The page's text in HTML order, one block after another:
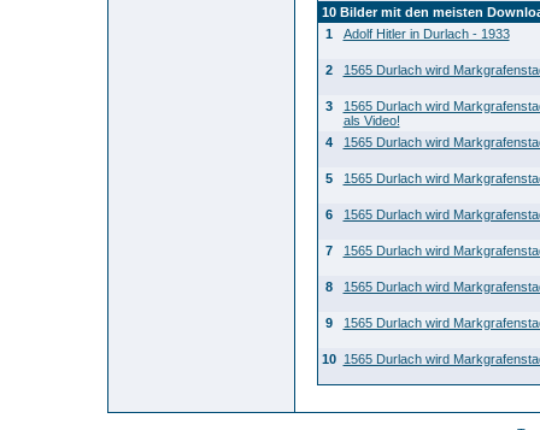
10 Bilder mit den meisten
1
Adolf Hitler in Durlach - 1933
2 1565 Durlach wird
3
1565 Durlach wird
als Video!
4
1565 Durlach wird
5 1565 Durlach wird
6 1565 Durlach wird
7 1565 Durlach wird
8 1565 Durlach wird
9 1565 Durlach wird
10 1565 Durlach wird